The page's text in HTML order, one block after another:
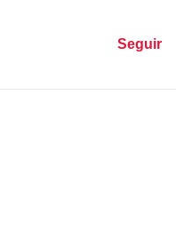
Seguir